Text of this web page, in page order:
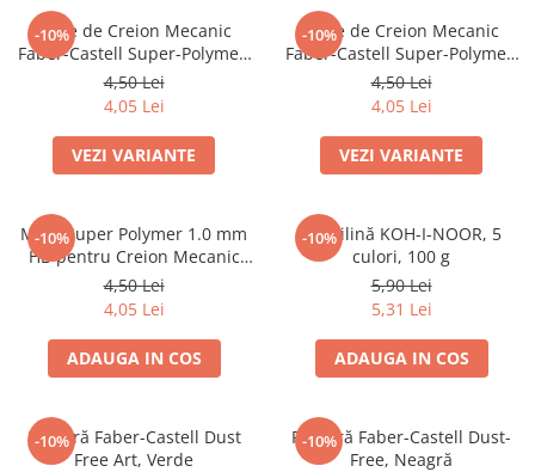
Dosare Plastic
Folii de protecție
Penare cu doua compartimente
Penare cu trei compartimente
Penare echipate
Penare neechipate
Pictură și desen
Accesorii pentru pictură
Acuarele
Culori acrilice
Culori în ulei
-10%
Mine de Creion Mecanic
Faber-Castell Super-Polymer,
0,5 mm, HB/B, 12 Bucăți
4,50 Lei
4,05 Lei
VEZI VARIANTE
-10%
Mine de Creion Mecanic
Faber-Castell Super-Polymer,
0,7 mm, HB/B, 12 Bucăți
4,50 Lei
4,05 Lei
VEZI VARIANTE
-10%
Mine Super Polymer 1.0 mm
HB pentru Creion Mecanic
Faber-Castell
4,50 Lei
4,05 Lei
ADAUGA IN COS
-10%
Plastilină KOH-I-NOOR, 5
culori, 100 g
5,90 Lei
5,31 Lei
ADAUGA IN COS
-10%
Radieră Faber-Castell Dust
Free Art, Verde
-10%
Radieră Faber-Castell Dust-
Free, Neagră